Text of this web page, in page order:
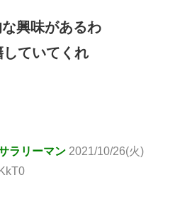
興味があるわ
ていてくれ
ラリーマン 2021/10/26(火)